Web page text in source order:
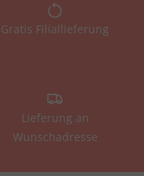
Gratis Filiallieferung
Lieferung an
Wunschadresse